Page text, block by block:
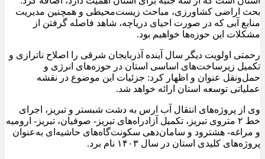
بحث اراضی کشاورزی، مباحث زیست‌محیطی و همچنین مدیریت
منابع آبی که در صورت احیای دریاچه، شاهد فاصله گرفتن از
مشکلات این حوزه‌ها خواهیم بود.
رحمتی اولویت دیگر سال آینده آذربایجان شرقی را اصلاح ناترازی و
تکمیل زیرساخت‌های اساسی استان در حوزه‌های انرژی و
حمل‌ونقل عنوان و اظهار کرد: جزئیات این موضوع در نقشه
عملیاتی توسعه استان ارائه خواهد شد.
وی از پروژه‌های انتقال آب ارس به دشت شبستر و تبریز، اجرای
خط ۲ متروی تبریز، تکمیل آزادراه‌های تبریز- صوفیان، تبریز- ارومیه
و مراغه- هشترود و سامان‌دهی سکونت‌گاه‌های حاشیه‌ای به‌عنوان
پروژه‌های کلیدی استان در سال ۱۴۰۳ نام برد.